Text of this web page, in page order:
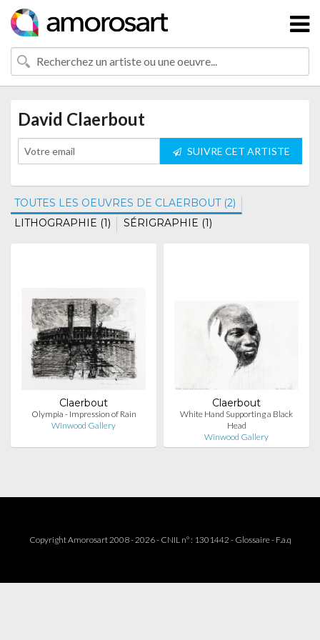
David Claerbout
SUIVRE CET ARTISTE
TOUTES LES OEUVRES DE CLAERBOUT (2)
LITHOGRAPHIE (1)
SÉRIGRAPHIE (1)
Claerbout
Olympia - Impression of Rain
Winwood Gallery
Claerbout
White Hand Supporting a Black
Head
Winwood Gallery
Copyright Amorosart 2008 - 2026 - CNIL n° : 1301442 - Glossaire- F.a.q